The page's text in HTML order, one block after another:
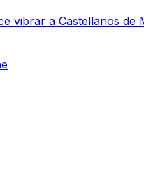
vibrar a Castellanos de